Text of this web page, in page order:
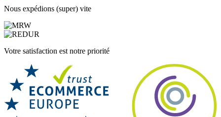
Nous expédions (super) vite
Votre satisfaction est notre priorité